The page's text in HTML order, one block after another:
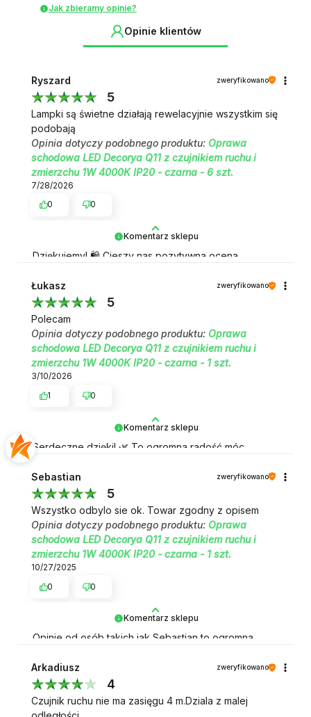
Jak zbieramy opinie?
Opinie klientów
Komentarz sklepu
Dziękujemy! 🛍️ Cieszy nas pozytywna ocena
Ryszard zweryfikowano
5
Lampki są świetne działają rewelacyjnie wszystkim się
podobają
Opinia dotyczy podobnego produktu: Oprawa
schodowa LED Decorya Q11 z czujnikiem ruchu i
zmierzchu 1W 4000K IP20 - czarna - 6 szt.
7/28/2026
0
0
Komentarz sklepu
Serdeczne dzięki! 🌿 To ogromna radość móc
Łukasz zweryfikowano
5
Polecam
Opinia dotyczy podobnego produktu: Oprawa
schodowa LED Decorya Q11 z czujnikiem ruchu i
zmierzchu 1W 4000K IP20 - czarna - 1 szt.
3/10/2026
1
0
Komentarz sklepu
Opinie od osób takich jak Sebastian to ogromna
Sebastian zweryfikowano
5
Wszystko odbylo sie ok. Towar zgodny z opisem
Opinia dotyczy podobnego produktu: Oprawa
schodowa LED Decorya Q11 z czujnikiem ruchu i
zmierzchu 1W 4000K IP20 - czarna - 1 szt.
10/27/2025
0
0
Arkadiusz zweryfikowano
4
Czujnik ruchu nie ma zasięgu 4 m.Dziala z malej